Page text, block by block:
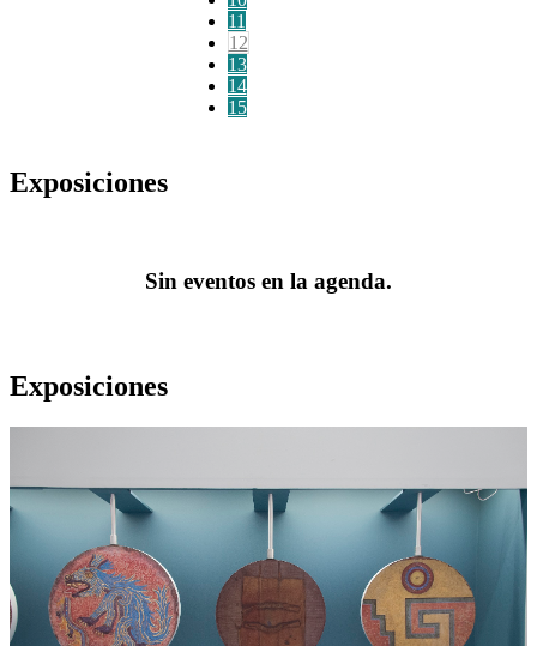
11
12
13
14
15
Exposiciones
Sin eventos en la agenda.
Exposiciones